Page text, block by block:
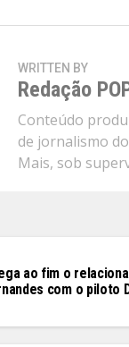
WRITTEN BY
Redação
Conteúdo
de jornalismo
Mais, sob
ao fim o
com o piloto